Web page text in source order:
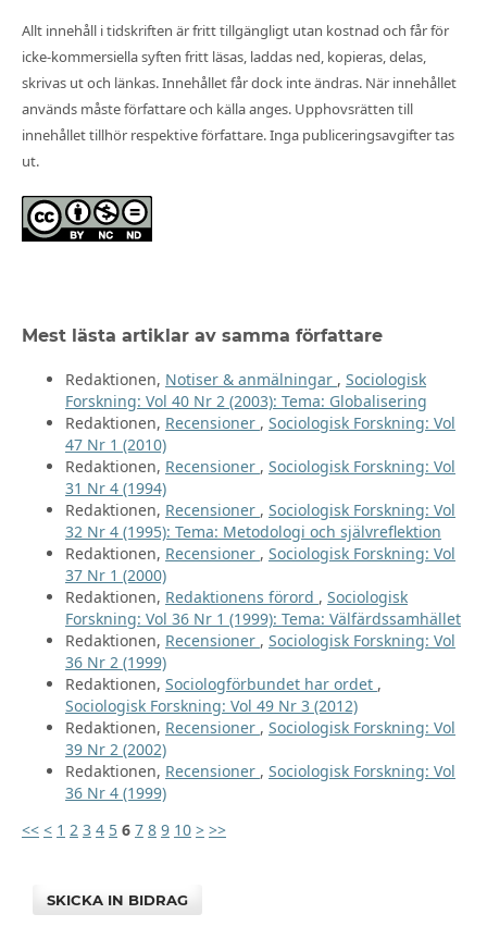
Allt innehåll i tidskriften är fritt tillgängligt utan kostnad och får för
icke-kommersiella syften fritt läsas, laddas ned, kopieras, delas,
skrivas ut och länkas. Innehållet får dock inte ändras. När innehållet
används måste författare och källa anges. Upphovsrätten till
innehållet tillhör respektive författare. Inga publiceringsavgifter tas
ut.
Mest lästa artiklar av samma författare
Redaktionen, Notiser & anmälningar , Sociologisk
Forskning: Vol 40 Nr 2 (2003): Tema: Globalisering
Redaktionen, Recensioner , Sociologisk Forskning: Vol
47 Nr 1 (2010)
Redaktionen, Recensioner , Sociologisk Forskning: Vol
31 Nr 4 (1994)
Redaktionen, Recensioner , Sociologisk Forskning: Vol
32 Nr 4 (1995): Tema: Metodologi och självreflektion
Redaktionen, Recensioner , Sociologisk Forskning: Vol
37 Nr 1 (2000)
Redaktionen, Redaktionens förord , Sociologisk
Forskning: Vol 36 Nr 1 (1999): Tema: Välfärdssamhället
Redaktionen, Recensioner , Sociologisk Forskning: Vol
36 Nr 2 (1999)
Redaktionen, Sociologförbundet har ordet ,
Sociologisk Forskning: Vol 49 Nr 3 (2012)
Redaktionen, Recensioner , Sociologisk Forskning: Vol
39 Nr 2 (2002)
Redaktionen, Recensioner , Sociologisk Forskning: Vol
36 Nr 4 (1999)
<< < 1 2 3 4 5 6 7 8 9 10 > >>
SKICKA IN BIDRAG